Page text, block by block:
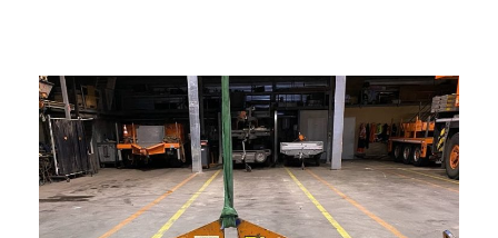
Lees verder